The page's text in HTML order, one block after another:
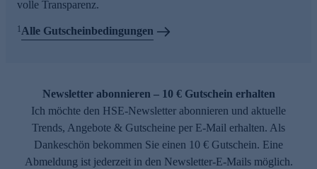
volle Transparenz.
1 Alle Gutscheinbedingungen
Newsletter abonnieren – 10 € Gutschein erhalten
Ich möchte den HSE-Newsletter abonnieren und aktuelle
Trends, Angebote & Gutscheine per E-Mail erhalten. Als
Dankeschön bekommen Sie einen 10 € Gutschein. Eine
Abmeldung ist jederzeit in den Newsletter-E-Mails möglich.